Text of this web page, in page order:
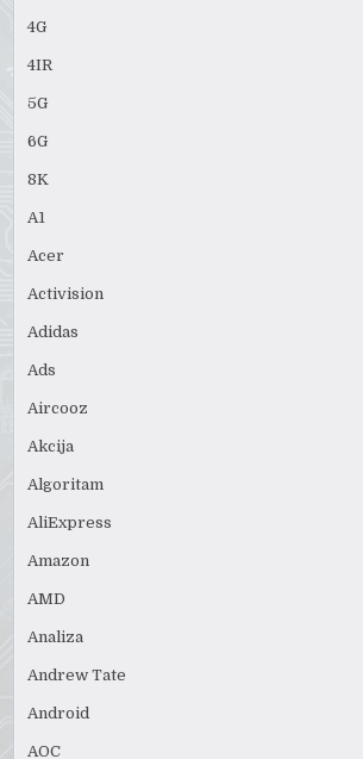
4G
4IR
5G
6G
8K
A1
Acer
Activision
Adidas
Ads
Aircooz
Akcija
Algoritam
AliExpress
Amazon
AMD
Analiza
Andrew Tate
Android
AOC